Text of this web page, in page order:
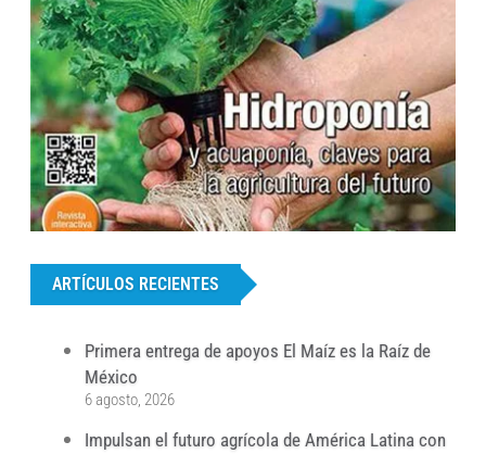
ARTÍCULOS RECIENTES
Primera entrega de apoyos El Maíz es la Raíz de
México
6 agosto, 2026
Impulsan el futuro agrícola de América Latina con